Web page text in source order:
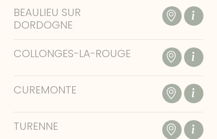
BEAULIEU SUR
DORDOGNE
COLLONGES-LA-ROUGE
CUREMONTE
TURENNE